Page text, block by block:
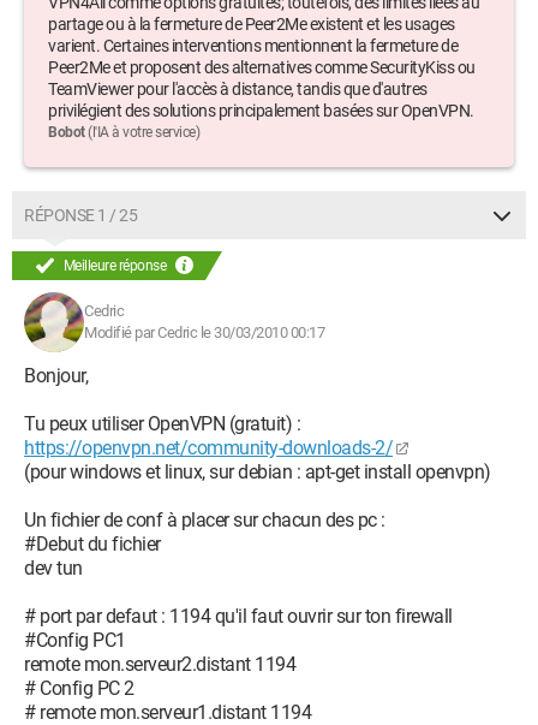
partage ou à la fermeture de Peer2Me existent et les usages
varient. Certaines interventions mentionnent la fermeture de
Peer2Me et proposent des alternatives comme SecurityKiss ou
TeamViewer pour l'accès à distance, tandis que d'autres
privilégient des solutions principalement basées sur OpenVPN.
Bobot(l'IA à votre service)
RÉPONSE 1 / 25
Meilleure réponse
Cedric
Modifié par Cedric le 30/03/2010 00:17
Bonjour,
Tu peux utiliser OpenVPN (gratuit) :
https://openvpn.net/community-downloads-2/
(pour windows et linux, sur debian : apt-get install openvpn)
Un fichier de conf à placer sur chacun des pc :
#Debut du fichier
dev tun
# port par defaut : 1194 qu'il faut ouvrir sur ton firewall
#Config PC1
remote mon.serveur2.distant 1194
# Config PC 2
# remote mon.serveur1.distant 1194